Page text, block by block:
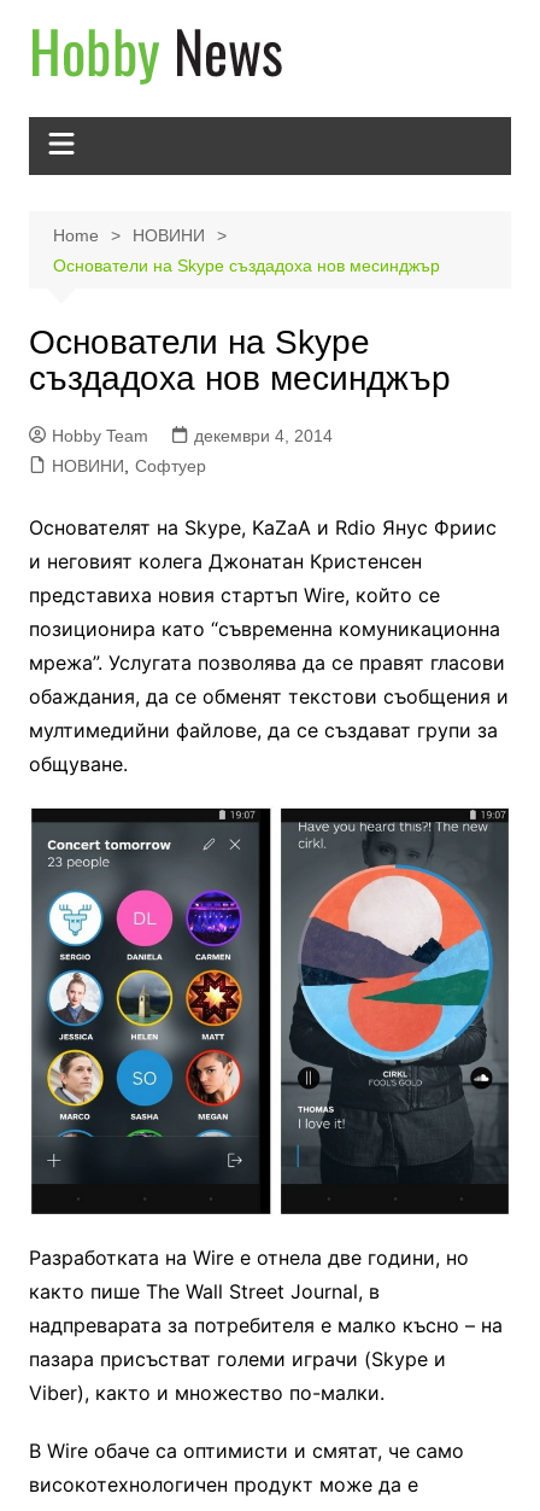
content
Home
НОВИНИ
Основатели на Skype създадоха нов месинджър
Основатели на Skype
създадоха нов месинджър
Hobby Team
декември 4, 2014
НОВИНИ
Софтуер
Основателят на Skype, KaZaA и Rdio Янус Фриис
и неговият колега Джонатан Кристенсен
представиха новия стартъп Wire, който се
позиционира като “съвременна комуникационна
мрежа”. Услугата позволява да се правят гласови
обаждания, да се обменят текстови съобщения и
мултимедийни файлове, да се създават групи за
общуване.
Разработката на Wire е отнела две години, но
както пише The Wall Street Journal, в
надпреварата за потребителя е малко късно – на
пазара присъстват големи играчи (Skype и
Viber), както и множество по-малки.
В Wire обаче са оптимисти и смятат, че само
високотехнологичен продукт може да е